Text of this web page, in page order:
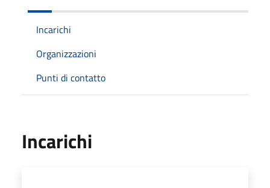
Incarichi
Organizzazioni
Punti di contatto
Incarichi